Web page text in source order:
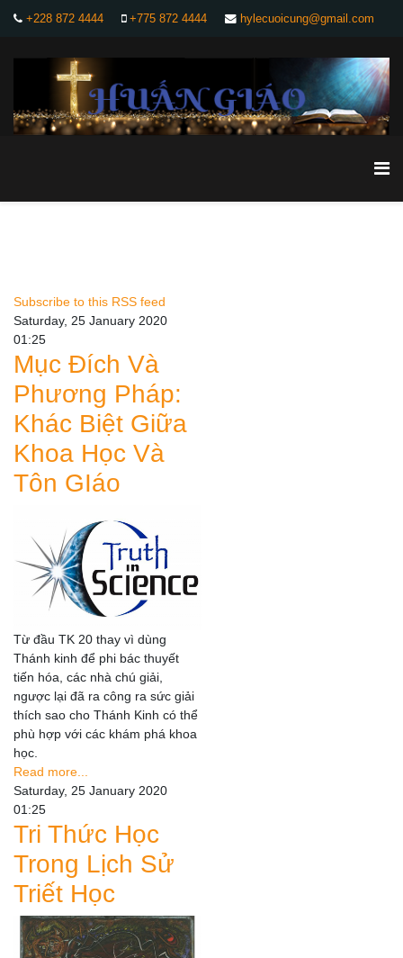
+228 872 4444 +775 872 4444 hylecuoicung@gmail.com
Subscribe to this RSS feed
Saturday, 25 January 2020
01:25
Mục Đích Và
Phương Pháp:
Khác Biệt Giữa
Khoa Học Và
Tôn GIáo
Từ đầu TK 20 thay vì dùng
Thánh kinh để phi bác thuyết
tiến hóa, các nhà chú giải,
ngược lại đã ra công ra sức giải
thích sao cho Thánh Kinh có thể
phù hợp với các khám phá khoa
học.
Read more...
Saturday, 25 January 2020
01:25
Tri Thức Học
Trong Lịch Sử
Triết Học